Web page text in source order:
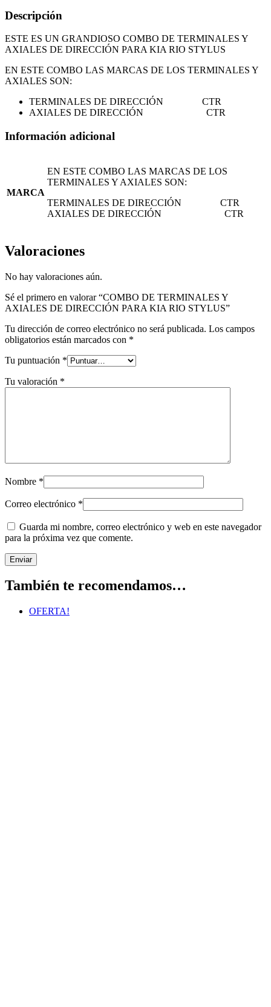
Descripción
ESTE ES UN GRANDIOSO COMBO DE TERMINALES Y
AXIALES DE DIRECCIÓN PARA KIA RIO STYLUS
EN ESTE COMBO LAS MARCAS DE LOS TERMINALES Y
AXIALES SON:
TERMINALES DE DIRECCIÓN CTR
AXIALES DE DIRECCIÓN CTR
Información adicional
MARCA
EN ESTE COMBO LAS MARCAS DE LOS
TERMINALES Y AXIALES SON:
TERMINALES DE DIRECCIÓN CTR
AXIALES DE DIRECCIÓN CTR
Valoraciones
No hay valoraciones aún.
Sé el primero en valorar “COMBO DE TERMINALES Y
AXIALES DE DIRECCIÓN PARA KIA RIO STYLUS”
Tu dirección de correo electrónico no será publicada. Los campos
obligatorios están marcados con *
Tu puntuación *
Tu valoración *
Nombre *
Correo electrónico *
Guarda mi nombre, correo electrónico y web en este navegador
para la próxima vez que comente.
También te recomendamos…
OFERTA!